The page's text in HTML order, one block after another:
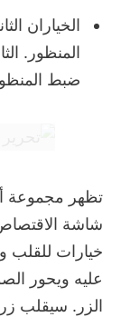
الخياران
المنظور.
ضبط
تظهر مجموعة
شاشة
خيارات للقلب
الزر. سيقلب زر